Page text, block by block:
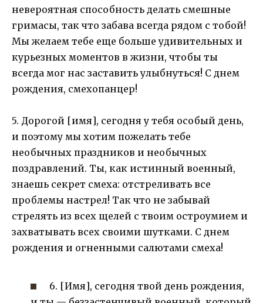
невероятная способность делать смешные
гримасы, так что забава всегда рядом с тобой!
Мы желаем тебе еще больше удивительных и
курьезных моментов в жизни, чтобы ты
всегда мог нас заставить улыбнуться! С днем
рождения, смехопанцер!
5. Дорогой [имя], сегодня у тебя особый день,
и поэтому мы хотим пожелать тебе
необычных праздников и необычных
поздравлений. Ты, как истинный военный,
знаешь секрет смеха: отстреливать все
проблемы настрел! Так что не забывай
стрелять из всех щелей с твоим остроумием и
захватывать всех своими шутками. С днем
рождения и огненными салютами смеха!
6. [Имя], сегодня твой день рождения,